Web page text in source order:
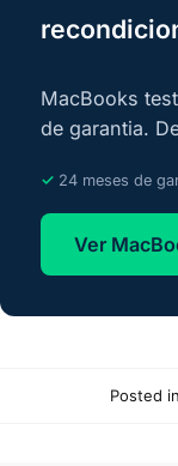
MacBooks
de garantia.
24 meses de
Ver
Posted